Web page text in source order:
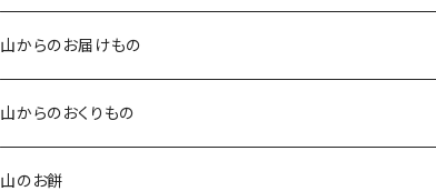
玄米醤油糀
玄米塩糀
オリジナル卵せんべい
紅茶
オリジナルてぬぐい
草ホーキ ミニ
草スリッパ
山からのお届けもの
ふるさと便（年間）
ふるさと便（ひと月便）
山からのおくりもの
お食事券
山のお餅